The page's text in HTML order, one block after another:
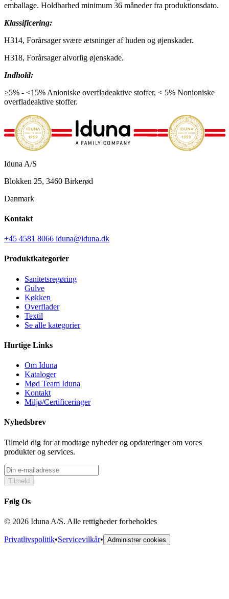
emballage. Holdbarhed minimum 36 måneder fra produktionsdato.
Klassificering:
H314, Forårsager svære ætsninger af huden og øjenskader.
H318, Forårsager alvorlig øjenskade.
Indhold:
≥5% - <15% Anioniske overfladeaktive stoffer, < 5% Nonioniske
overfladeaktive stoffer.
Iduna A/S
Blokken 25, 3460 Birkerød
Danmark
Kontakt
+45 4581 8066 iduna@iduna.dk
Produktkategorier
Sanitetsregøring
Gulve
Køkken
Overflader
Textil
Se alle kategorier
Hurtige Links
Om Iduna
Kataloger
Mød Team Iduna
Kontakt
Miljø/Certificeringer
Nyhedsbrev
Tilmeld dig for at modtage nyheder og opdateringer om vores
produkter og services.
Tilmeld
Følg Os
© 2026 Iduna A/S. Alle rettigheder forbeholdes
Privatlivspolitik•Servicevilkår• Administrer cookies